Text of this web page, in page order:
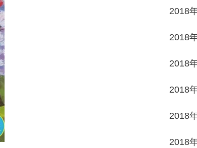
2018
2018
2018
2018
2018
2018